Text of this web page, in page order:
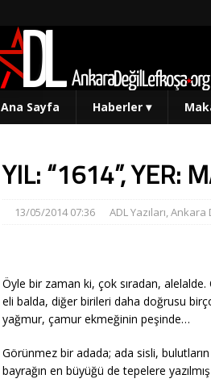
Ana Sayfa Haberler ▾
YIL: “1614”, YER:
13/05/2014 07:36 ADL Yazıları,Ankara
Öyle bir zaman ki, çok sıradan,
eli balda, diğer birileri daha doğrusu
yağmur, çamur ekmeğinin peşinde…
Görünmez bir adada; ada sisli,
bayrağın en büyüğü de tepelere